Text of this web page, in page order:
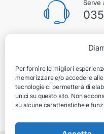
Per fornire le migliori
memorizzare e/o accedere
tecnologie ci permetterà di
unici su questo sito. Non
su alcune caratteristiche e
Serve
Via Silvio Pellico